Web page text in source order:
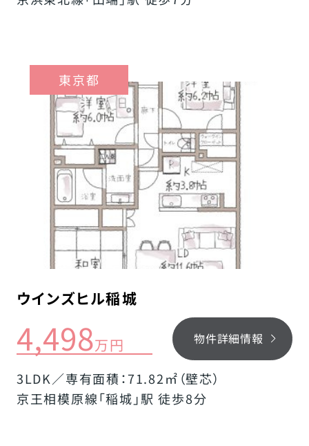
東京都
ウインズヒル稲城
4,498万円 物件詳細情報
3LDK／専有面積：71.82㎡（壁芯）
京王相模原線「稲城」駅 徒歩8分